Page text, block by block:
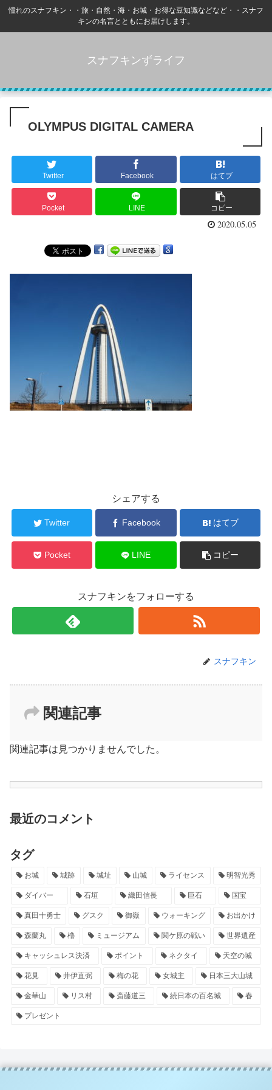
憧れのスナフキン・・旅・自然・海・お城・お得な豆知識などなど・・スナフ
キンの名言とともにお届けします。
スナフキンずライフ
OLYMPUS DIGITAL CAMERA
Twitter Facebook はてブ
Pocket LINE コピー
2020.05.05
シェアする
Twitter Facebook はてブ
Pocket LINE コピー
スナフキンをフォローする
スナフキン
関連記事
関連記事は見つかりませんでした。
最近のコメント
タグ
お城 城跡 城址 山城 ライセンス 明智光秀
ダイバー 石垣 織田信長 巨石 国宝
真田十勇士 グスク 御嶽 ウォーキング お出かけ
森蘭丸 櫓 ミュージアム 関ケ原の戦い 世界遺産
キャッシュレス決済 ポイント ネクタイ 天空の城
花見 井伊直弼 梅の花 女城主 日本三大山城
金華山 リス村 斎藤道三 続日本の百名城 春
プレゼント